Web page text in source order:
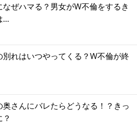
ぜハマる？男女がW不倫をするき
…
別れはいつやってくる？W不倫が終
奥さんにバレたらどうなる！？きっ